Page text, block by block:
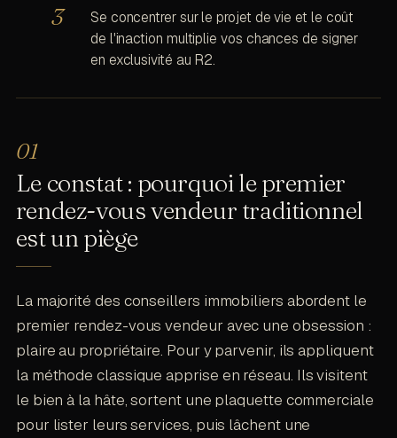
Se concentrer sur le projet de vie et le coût
de l'inaction multiplie vos chances de signer
en exclusivité au R2.
Le constat : pourquoi le premier
rendez-vous vendeur traditionnel
est un piège
La majorité des conseillers immobiliers abordent le
premier rendez-vous vendeur avec une obsession :
plaire au propriétaire. Pour y parvenir, ils appliquent
la méthode classique apprise en réseau. Ils visitent
le bien à la hâte, sortent une plaquette commerciale
pour lister leurs services, puis lâchent une